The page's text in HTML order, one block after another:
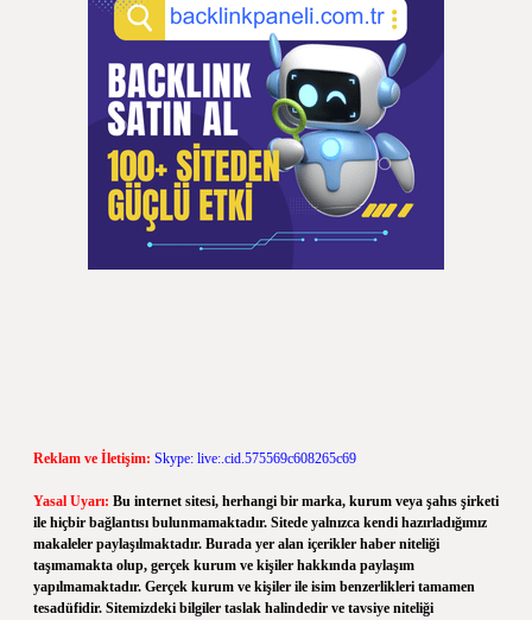
Reklam ve İletişim: Skype: live:.cid.575569c608265c69
Yasal Uyarı: Bu internet sitesi, herhangi bir marka, kurum veya şahıs şirketi
ile hiçbir bağlantısı bulunmamaktadır. Sitede yalnızca kendi hazırladığımız
makaleler paylaşılmaktadır. Burada yer alan içerikler haber niteliği
taşımamakta olup, gerçek kurum ve kişiler hakkında paylaşım
yapılmamaktadır. Gerçek kurum ve kişiler ile isim benzerlikleri tamamen
tesadüfidir. Sitemizdeki bilgiler taslak halindedir ve tavsiye niteliği